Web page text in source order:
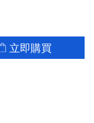
立即購買